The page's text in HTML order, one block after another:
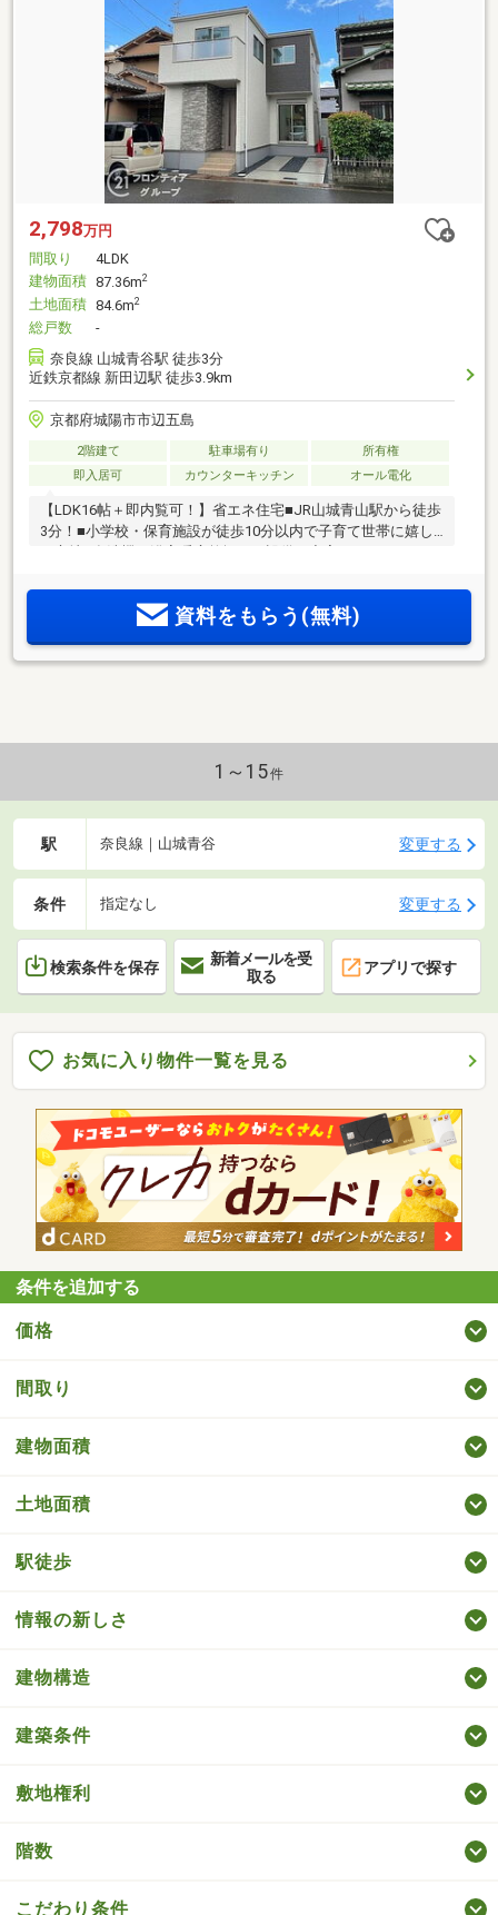
2,798万円
間取り
4LDK
建物面積 87.36m2
土地面積 84.6m2
総戸数
-
奈良線 山城青谷駅 徒歩3分
近鉄京都線 新田辺駅 徒歩3.9km
京都府城陽市市辺五島
2階建て 駐車場有り
所有権
即入居可
カウンターキッチン オール電化
【LDK16帖＋即内覧可！】省エネ住宅■JR山城青山駅から徒歩
3分！■小学校・保育施設が徒歩10分以内で子育て世帯に嬉し
い立地■食洗機や浴室暖房乾燥など設備が充実しています
資料をもらう(無料)
1～15件
駅 奈良線｜山城青谷 変更する
条件 指定なし 変更する
検索条件を保存
新着メールを受
取る
アプリで探す
お気に入り物件一覧を見る
条件を追加する
価格
間取り
建物面積
土地面積
駅徒歩
情報の新しさ
建物構造
建築条件
敷地権利
階数
こだわり条件